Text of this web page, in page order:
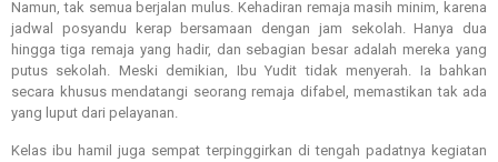
Namun, tak semua berjalan mulus. Kehadiran remaja masih minim, karena
jadwal posyandu kerap bersamaan dengan jam sekolah. Hanya dua
hinggatiga remaja yang hadir, dan sebagian besar adalah mereka yang
putus sekolah. Meski demikian, Ibu Yudit tidak menyerah. Ia bahkan
secara khusus mendatangi seorang remaja difabel, memastikan tak ada
yang luput dari pelayanan.
Kelas ibu hamil juga sempat terpinggirkan di tengah padatnya kegiatan